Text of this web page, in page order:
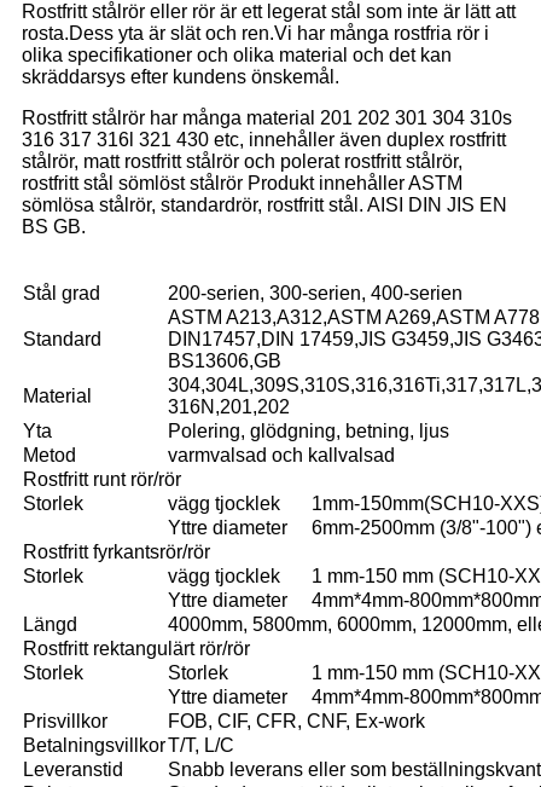
Rostfritt stålrör eller rör är ett legerat stål som inte är lätt att
rosta.Dess yta är slät och ren.Vi har många rostfria rör i
olika specifikationer och olika material och det kan
skräddarsys efter kundens önskemål.
Rostfritt stålrör har många material 201 202 301 304 310s
316 317 316l 321 430 etc, innehåller även duplex rostfritt
stålrör, matt rostfritt stålrör och polerat rostfritt stålrör,
rostfritt stål sömlöst stålrör Produkt innehåller ASTM
sömlösa stålrör, standardrör, rostfritt stål. AISI DIN JIS EN
BS GB.
Stål grad 200-serien, 300-serien, 400-serien
Standard
ASTM A213,A312,ASTM A269,ASTM
DIN17457,DIN 17459,JIS G3459,JIS
BS13606,GB
Material
316N,201,202
Yta
Polering, glödgning, betning, ljus
Metod
varmvalsad och kallvalsad
Rostfritt runt rör/rör
Storlek
vägg tjocklek
1mm-150mm(SCH10-
Yttre diameter
6mm-2500mm (3/8"-100")
Rostfritt fyrkantsrör/rör
Storlek
vägg tjocklek
1 mm-150 mm (SCH10-
Yttre diameter
4mm*4mm-
Längd
4000mm, 5800mm, 6000mm, 12000mm,
Rostfritt rektangulärt rör/rör
Storlek
Storlek
1 mm-150 mm (SCH10-
Yttre diameter
4mm*4mm-
Prisvillkor
FOB, CIF, CFR, CNF, Ex-work
BetalningsvillkorT/T, L/C
Leveranstid
Snabb leverans eller som